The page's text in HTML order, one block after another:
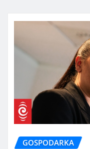
GOSPODARKA